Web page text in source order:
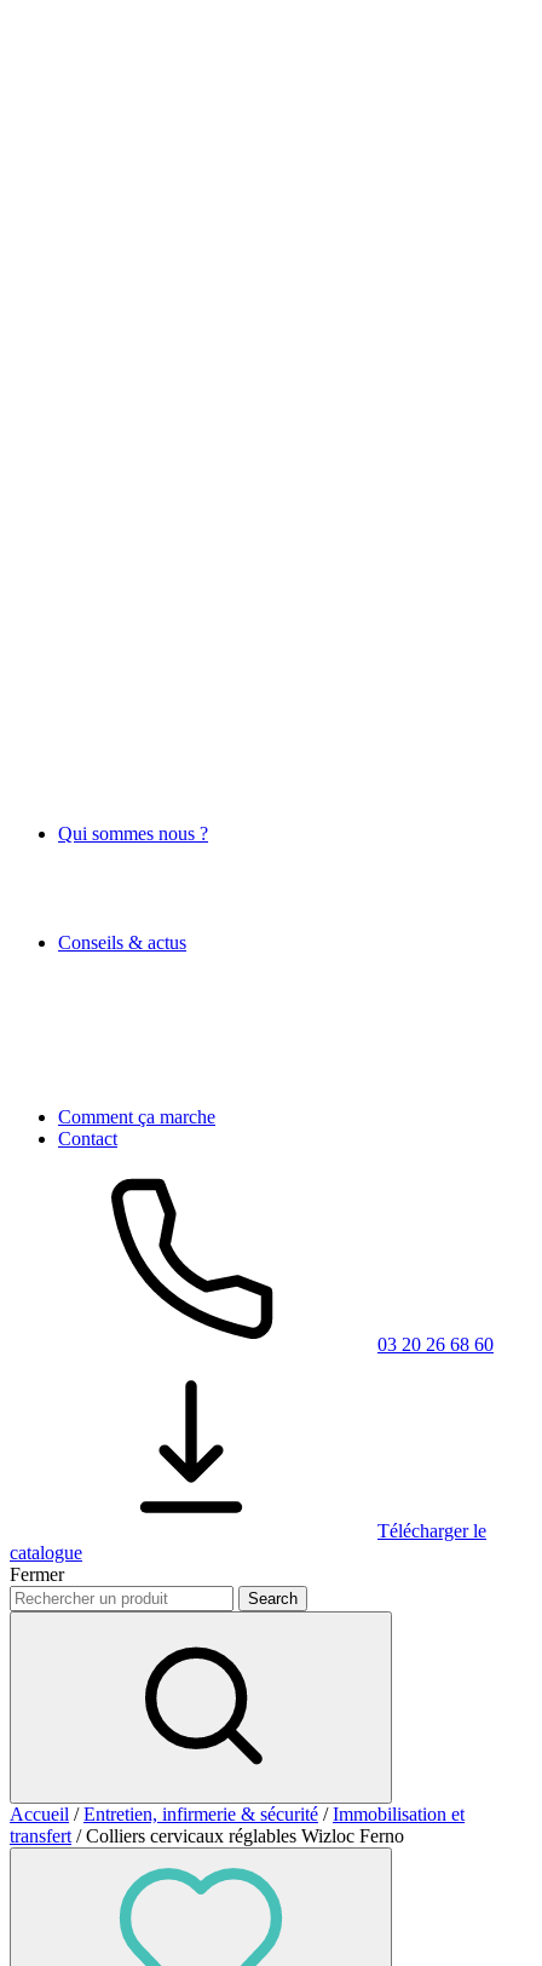
Qui sommes nous ?
Conseils & actus
Comment ça marche
Contact
03 20 26 68 60
Télécharger le
catalogue
Fermer
Accueil /Entretien, infirmerie & sécurité /Immobilisation et
transfert / Colliers cervicaux réglables Wizloc Ferno